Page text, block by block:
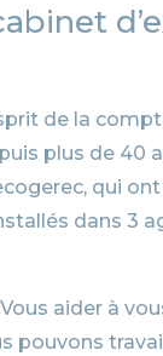
de la
plus de 40
qui
dans 3
aider à
pouvons